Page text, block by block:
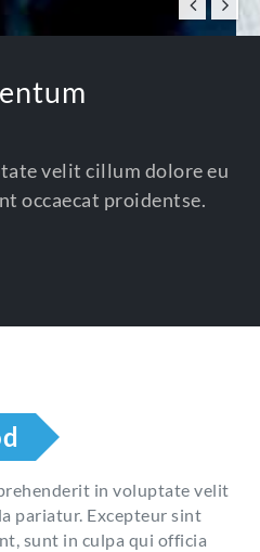
velit cillum dolore eu
occaecat proidentse.
in voluptate velit
pariatur. Excepteur sint
sunt in culpa qui officia